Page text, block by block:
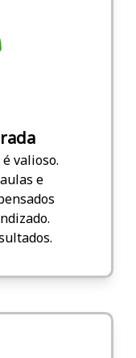
valioso.
e